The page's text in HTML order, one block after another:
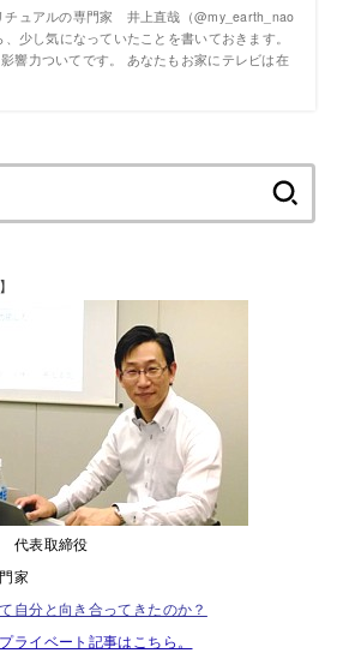
チュアルの専門家 井上直哉（@my_earth_nao
少し気になっていたことを書いておきます。
響力ついてです。 あなたもお家にテレビは在
代表取締役
家
自分と向き合ってきたのか？
イベート記事はこちら。